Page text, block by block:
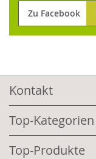
Zu Facebook
Kontakt
Top-Kategorien
Top-Produkte